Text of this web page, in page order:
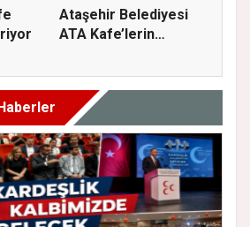
Ataşehir Belediyesi
ATA Kafe’lerin